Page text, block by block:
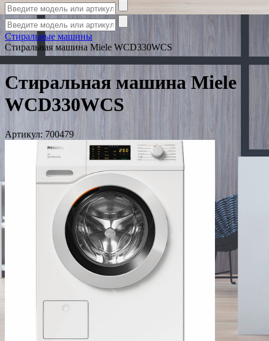
Стиральные машины
Стиральная машина Miele WCD330WCS
Стиральная машина Miele
WCD330WCS
Артикул: 700479